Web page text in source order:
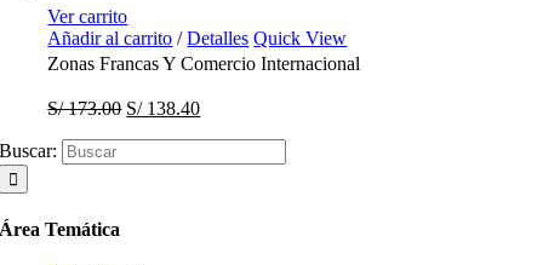
Ver carrito
Añadir al carrito / Detalles Quick View
Zonas Francas Y Comercio Internacional
S/173.00 S/138.40
Buscar:
Área Temática